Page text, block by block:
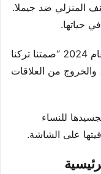
العنف المنزلي ضد جيملا.
حياتها.
قامت بتحويل هذا الألم إلى مذكراتها في عام 2024 “صمتنا تركنا
من العلاقات
للنساء
على الشاشة.